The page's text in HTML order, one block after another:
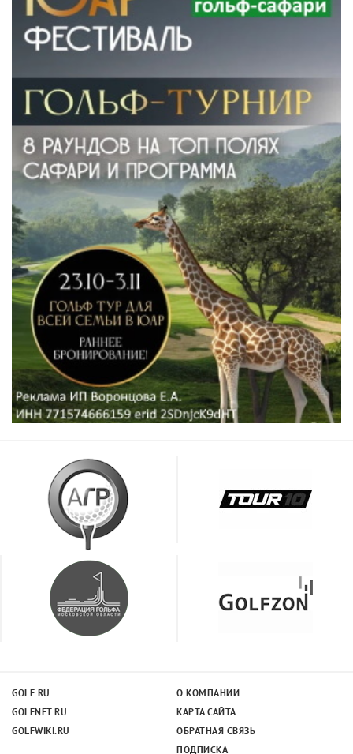
GOLF.RU
GOLFNET.RU
GOLFWIKI.RU
О КОМПАНИИ
КАРТА САЙТА
ОБРАТНАЯ СВЯЗЬ
ПОДПИСКА